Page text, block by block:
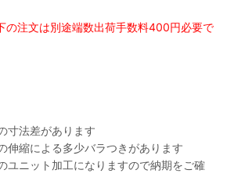
の注文は別途端数出荷手数料400円必要で
寸法差があります
伸縮による多少バラつきがあります
ユニット加工になりますので納期をご確